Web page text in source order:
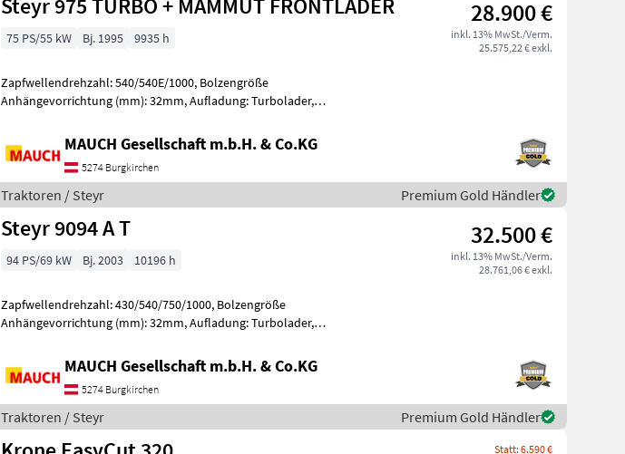
Steyr 975 TURBO + MAMMUT FRONTLADER 28.900 €
inkl. 13% MwSt./Verm.
25.575,22 € exkl.
75 PS/55 kW Bj. 1995 9935 h
Zapfwellendrehzahl: 540/540E/1000, Bolzengröße
Anhängevorrichtung (mm): 32mm, Aufladung: Turbolader,
MAUCH Gesellschaft m.b.H. & Co.KG
5274 Burgkirchen
Traktoren / Steyr Premium Gold Händler
Steyr 9094 A T 32.500 €
inkl. 13% MwSt./Verm.
28.761,06 € exkl.
94 PS/69 kW Bj. 2003 10196 h
Zapfwellendrehzahl: 430/540/750/1000, Bolzengröße
Anhängevorrichtung (mm): 32mm, Aufladung: Turbolader,
MAUCH Gesellschaft m.b.H. & Co.KG
5274 Burgkirchen
Traktoren / Steyr Premium Gold Händler
Statt: 6.590 €